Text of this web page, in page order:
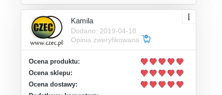
Kamila
Dodano: 2019-04-18
Opinia zweryfikowana
Ocena produktu:
Ocena sklepu:
Ocena dostawy: